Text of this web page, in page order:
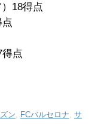
18得点
点
ン FCバルセロナ サ